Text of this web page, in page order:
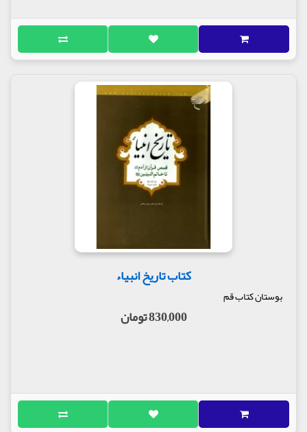
کتاب تاریخ انبیاء
بوستان کتاب قم
830,000 تومان